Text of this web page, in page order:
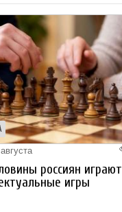
россиян играют
игры